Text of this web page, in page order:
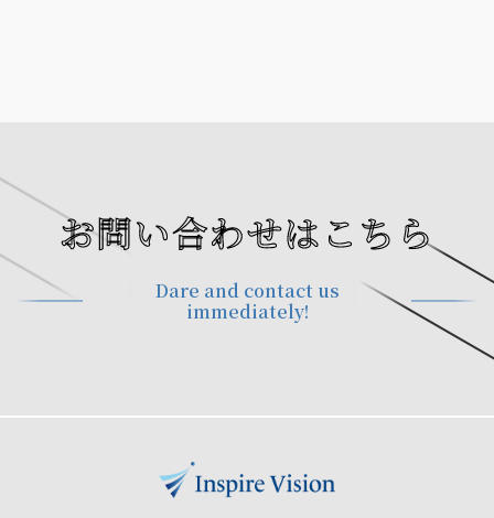
CONTACT
お問い合わせはこちら
Dare and contact us
immediately!